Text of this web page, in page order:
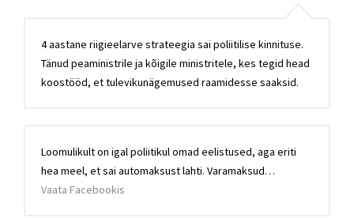
4 aastane riigieelarve strateegia sai poliitilise kinnituse.
Tänud peaministrile ja kõigile ministritele, kes tegid head
koostööd, et tulevikunägemused raamidesse saaksid.
Loomulikult on igal poliitikul omad eelistused, aga eriti
hea meel, et sai automaksust lahti. Varamaksud…
Vaata Facebookis